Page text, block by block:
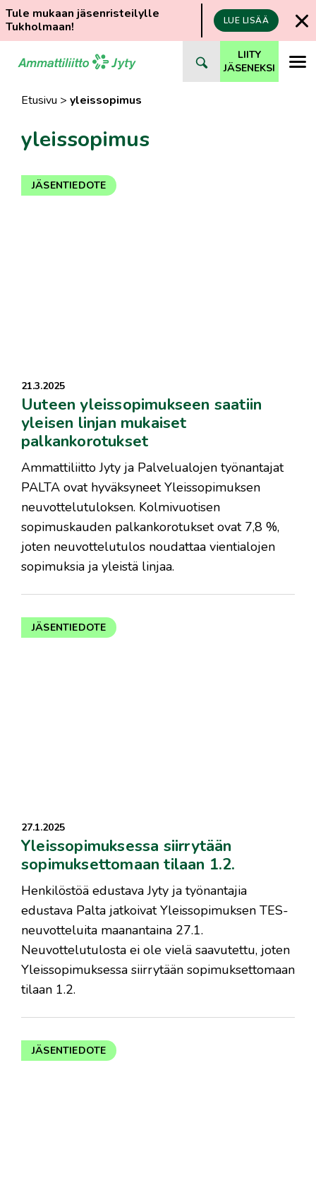
Tule mukaan jäsenristeilylle
Tukholmaan!
LUE LISÄÄ
suoraan
LIITY
JÄSENEKSI
Etusivu > yleissopimus
yleissopimus
JÄSENTIEDOTE
21.3.2025
Uuteen yleissopimukseen saatiin
yleisen linjan mukaiset
palkankorotukset
Ammattiliitto Jyty ja Palvelualojen työnantajat
PALTA ovat hyväksyneet Yleissopimuksen
neuvottelutuloksen. Kolmivuotisen
sopimuskauden palkankorotukset ovat 7,8 %,
joten neuvottelutulos noudattaa vientialojen
sopimuksia ja yleistä linjaa.
JÄSENTIEDOTE
27.1.2025
Yleissopimuksessa siirrytään
sopimuksettomaan tilaan 1.2.
Henkilöstöä edustava Jyty ja työnantajia
edustava Palta jatkoivat Yleissopimuksen TES-
neuvotteluita maanantaina 27.1.
Neuvottelutulosta ei ole vielä saavutettu, joten
Yleissopimuksessa siirrytään sopimuksettomaan
tilaan 1.2.
JÄSENTIEDOTE